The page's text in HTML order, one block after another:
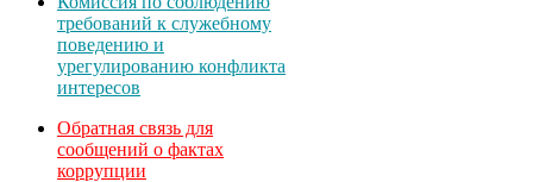
требований к служебному
поведению и
урегулированию конфликта
интересов
Обратная связь для
сообщений о фактах
коррупции